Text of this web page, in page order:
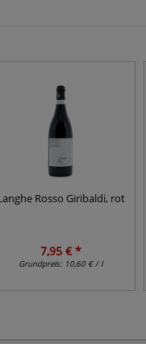
Rosso Giribaldi, rot
7,95 € *
Grundpreis: 10,60 € / l